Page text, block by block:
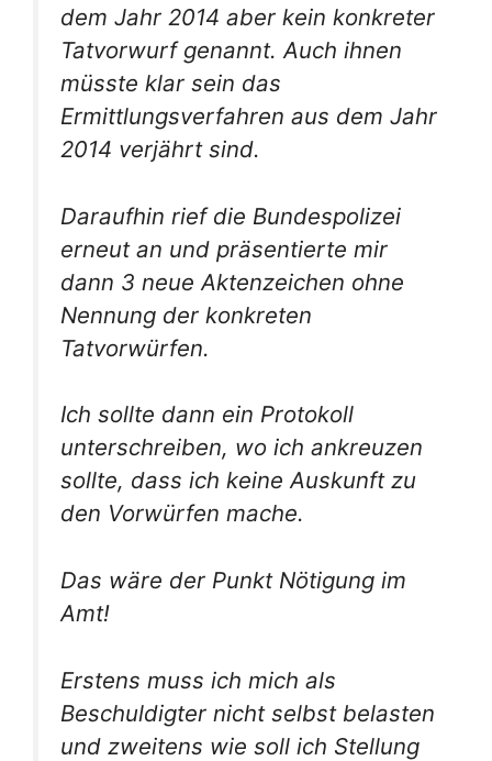
dem Jahr 2014 aber kein konkreter
Tatvorwurf genannt. Auch ihnen
müsste klar sein das
Ermittlungsverfahren aus dem Jahr
2014 verjährt sind.
Daraufhin rief die Bundespolizei
erneut an und präsentierte mir
dann 3 neue Aktenzeichen ohne
Nennung der konkreten
Tatvorwürfen.
Ich sollte dann ein Protokoll
unterschreiben, wo ich ankreuzen
sollte, dass ich keine Auskunft zu
den Vorwürfen mache.
Das wäre der Punkt Nötigung im
Amt!
Erstens muss ich mich als
Beschuldigter nicht selbst belasten
und zweitens wie soll ich Stellung